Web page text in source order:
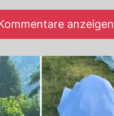
anzeigen